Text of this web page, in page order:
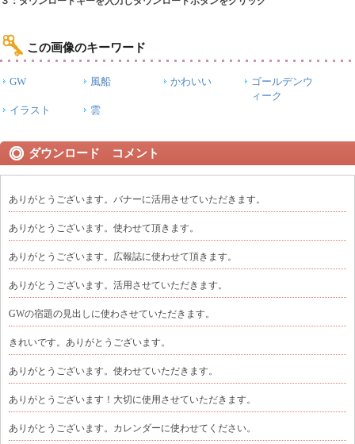
この画像のキーワード
GW 風船 かわいい
ゴールデンウ
ィーク
イラスト
雲
ダウンロード コメント
ありがとうございます。バナーに活用させていただきます。
ありがとうございます。使わせて頂きます。
ありがとうございます。広報誌に使わせて頂きます。
ありがとうございます。活用させていただきます。
GWの宿題の見出しに使わさせていただきます。
きれいです。ありがとうございます。
ありがとうございます。使わせていただきます。
ありがとうございます！大切に使用させていただきます。
ありがとうございます。カレンダーに使わせてください。